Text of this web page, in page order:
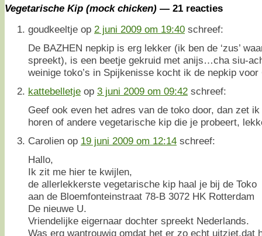
Vegetarische Kip (mock chicken) — 21 reacties
goudkeeltje op 2 juni 2009 om 19:40 schreef:
De BAZHEN nepkip is erg lekker (ik ben de ‘zus’
spreekt), is een beetje gekruid met anijs…cha siu-
weinige toko’s in Spijkenisse kocht ik de nepkip
kattebelletje op 3 juni 2009 om 09:42 schreef:
Geef ook even het adres van de toko door, dan zet
horen of andere vegetarische kip die je probeert,
Carolien op 19 juni 2009 om 12:14 schreef:
Hallo,
Ik zit me hier te kwijlen,
de allerlekkerste vegetarische kip haal je bij de Toko
aan de Bloemfonteinstraat 78-B 3072 HK Rotterdam
De nieuwe U.
Vriendelijke eigernaar dochter spreekt Nederlands.
Was erg wantrouwig omdat het er zo echt uitziet,dat